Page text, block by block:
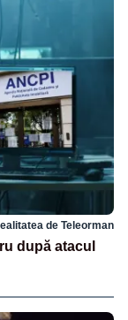
de Teleorman
după atacul